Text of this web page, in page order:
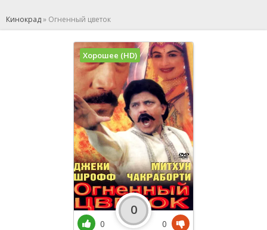
Кинокрад» Огненный цветок
Хорошее (HD)
0
0
0